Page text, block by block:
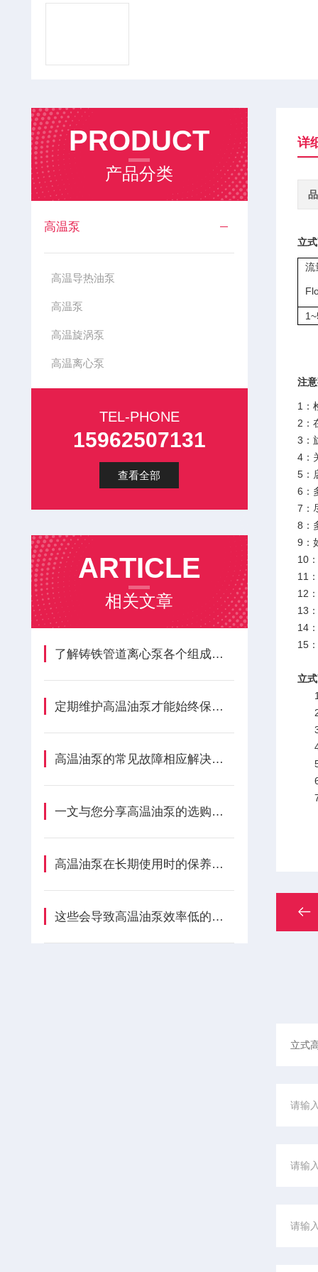
PRODUCT
产品分类
高温泵
高温导热油泵
高温泵
高温旋涡泵
高温离心泵
TEL-PHONE
15962507131
查看全部
ARTICLE
相关文章
了解铸铁管道离心泵各个组成部件功能特点有助于我们更加科学的使用
定期维护高温油泵才能始终保持良好的工作状态
高温油泵的常见故障相应解决方法分享
一文与您分享高温油泵的选购注意事项
高温油泵在长期使用时的保养方法分享
这些会导致高温油泵效率低的原因您知道吗？
详
立
流
注
1：
2：
3：
4：
5：
6：
7：
8：
9：
10
11
12
13
14
15
立
1
2
3
4
5
6
7